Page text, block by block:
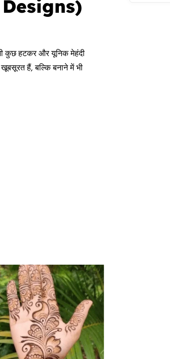
Designs)
कुछ हटकर और यूनिक मेहंदी
हैं, बल्कि बनाने में भी